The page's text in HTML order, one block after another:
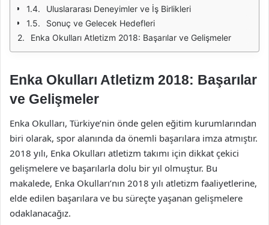
Uluslararası Deneyimler ve İş Birlikleri
Sonuç ve Gelecek Hedefleri
Enka Okulları Atletizm 2018: Başarılar ve Gelişmeler
Enka Okulları Atletizm 2018: Başarılar
ve Gelişmeler
Enka Okulları, Türkiye’nin önde gelen eğitim kurumlarından
biri olarak, spor alanında da önemli başarılara imza atmıştır.
2018 yılı, Enka Okulları atletizm takımı için dikkat çekici
gelişmelere ve başarılarla dolu bir yıl olmuştur. Bu
makalede, Enka Okulları’nın 2018 yılı atletizm faaliyetlerine,
elde edilen başarılara ve bu süreçte yaşanan gelişmelere
odaklanacağız.